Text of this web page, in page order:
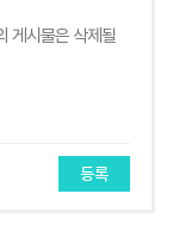
등록